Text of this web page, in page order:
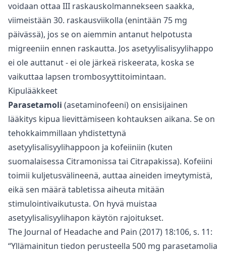
voidaan ottaa III raskauskolmannekseen saakka,
viimeistään 30. raskausviikolla (enintään 75 mg
päivässä), jos se on aiemmin antanut helpotusta
migreeniin ennen raskautta. Jos asetyylisalisyylihappo
ei ole auttanut - ei ole järkeä riskeerata, koska se
vaikuttaa lapsen trombosyyttitoimintaan.
Kipulääkkeet
Parasetamoli (asetaminofeeni) on ensisijainen
lääkitys kipua lievittämiseen kohtauksen aikana. Se on
tehokkaimmillaan yhdistettynä
asetyylisalisyylihappoon ja kofeiiniin (kuten
suomalaisessa Citramonissa tai Citrapakissa). Kofeiini
toimii kuljetusvälineenä, auttaa aineiden imeytymistä,
eikä sen määrä tabletissa aiheuta mitään
stimulointivaikutusta. On hyvä muistaa
asetyylisalisyylihapon käytön rajoitukset.
The Journal of Headache and Pain (2017) 18:106, s. 11:
“Yllämainitun tiedon perusteella 500 mg parasetamolia